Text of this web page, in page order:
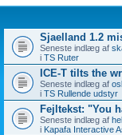
Sjaelland 1.2
Seneste indlæg af
i TS Ruter
ICE-T tilts the
Seneste indlæg af
i TS Rullende udstyr
Fejltekst: "You
Seneste indlæg af
i Kapafa Interactive